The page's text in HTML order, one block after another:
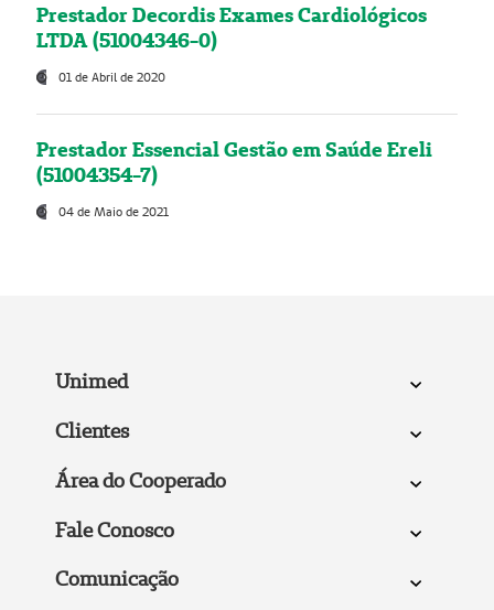
Prestador Decordis Exames Cardiológicos
LTDA (51004346-0)
01 de Abril de 2020
Prestador Essencial Gestão em Saúde Ereli
(51004354-7)
04 de Maio de 2021
Unimed
Clientes
Área do Cooperado
Fale Conosco
Comunicação